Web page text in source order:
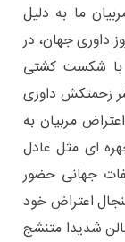
ما به دلیل
داوری جهان، در
با شکست کشتی
زحمتکش داوری
مربیان به
ای مثل عادل
جهانی حضور
اعتراض خود
شدیدا متنشج